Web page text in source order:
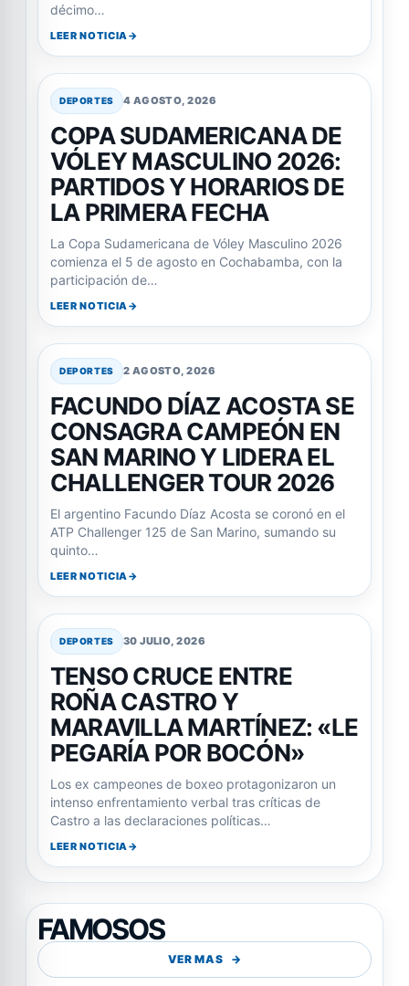
décimo…
LEER NOTICIA
DEPORTES 4 AGOSTO, 2026
COPA SUDAMERICANA DE
VÓLEY MASCULINO 2026:
PARTIDOS Y HORARIOS DE
LA PRIMERA FECHA
La Copa Sudamericana de Vóley Masculino 2026
comienza el 5 de agosto en Cochabamba, con la
participación de…
LEER NOTICIA
DEPORTES 2 AGOSTO, 2026
FACUNDO DÍAZ ACOSTA SE
CONSAGRA CAMPEÓN EN
SAN MARINO Y LIDERA EL
CHALLENGER TOUR 2026
El argentino Facundo Díaz Acosta se coronó en el
ATP Challenger 125 de San Marino, sumando su
quinto…
LEER NOTICIA
DEPORTES 30 JULIO, 2026
TENSO CRUCE ENTRE
ROÑA CASTRO Y
MARAVILLA MARTÍNEZ: «LE
PEGARÍA POR BOCÓN»
Los ex campeones de boxeo protagonizaron un
intenso enfrentamiento verbal tras críticas de
Castro a las declaraciones políticas…
LEER NOTICIA
FAMOSOS
VER MAS